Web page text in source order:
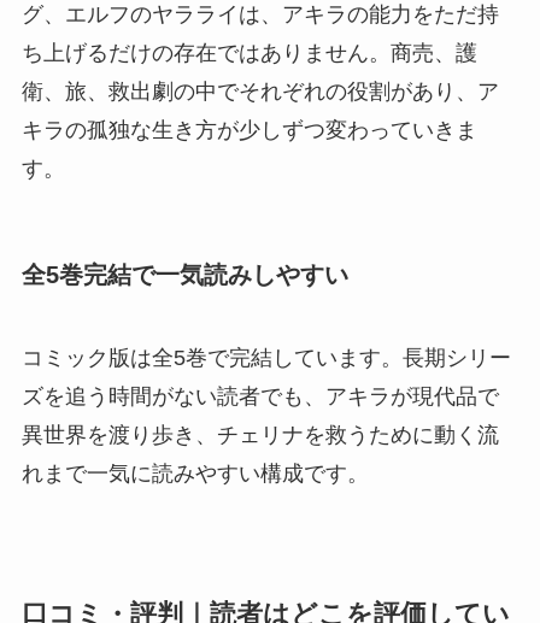
グ、エルフのヤラライは、アキラの能力をただ持
ち上げるだけの存在ではありません。商売、護
衛、旅、救出劇の中でそれぞれの役割があり、ア
キラの孤独な生き方が少しずつ変わっていきま
す。
全5巻完結で一気読みしやすい
コミック版は全5巻で完結しています。長期シリー
ズを追う時間がない読者でも、アキラが現代品で
異世界を渡り歩き、チェリナを救うために動く流
れまで一気に読みやすい構成です。
口コミ・評判｜読者はどこを評価してい